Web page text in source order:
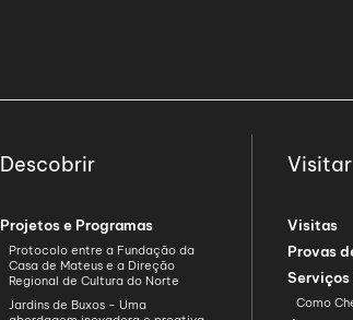
Descobrir
Projetos e Programas
Protocolo entre a Fundação da
Casa de Mateus e a Direção
Regional de Cultura do Norte
Jardins de Buxos - Uma
Visitar
Visitas
Provas
Serviços
Como